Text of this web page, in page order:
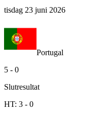
tisdag 23 juni 2026
Portugal
5 - 0
Slutresultat
HT: 3 - 0